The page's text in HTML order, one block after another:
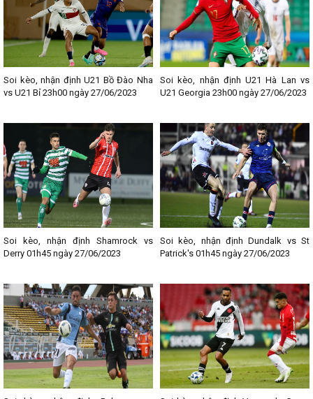
Soi kèo, nhận định U21 Bồ Đào Nha
vs U21 Bỉ 23h00 ngày 27/06/2023
Soi kèo, nhận định U21 Hà Lan vs
U21 Georgia 23h00 ngày 27/06/2023
Soi kèo, nhận định Shamrock vs
Derry 01h45 ngày 27/06/2023
Soi kèo, nhận định Dundalk vs St
Patrick's 01h45 ngày 27/06/2023